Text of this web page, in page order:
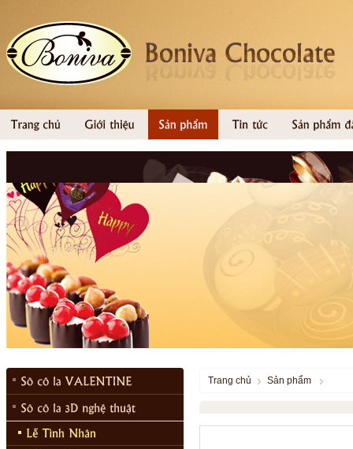
Trang chủ Sản phẩm